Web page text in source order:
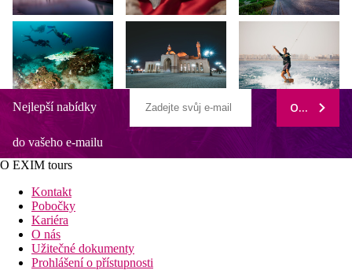
Nejlepší nabídky
do vašeho e-mailu
ODEBÍRAT
O EXIM tours
Kontakt
Pobočky
Kariéra
O nás
Užitečné dokumenty
Prohlášení o přístupnosti